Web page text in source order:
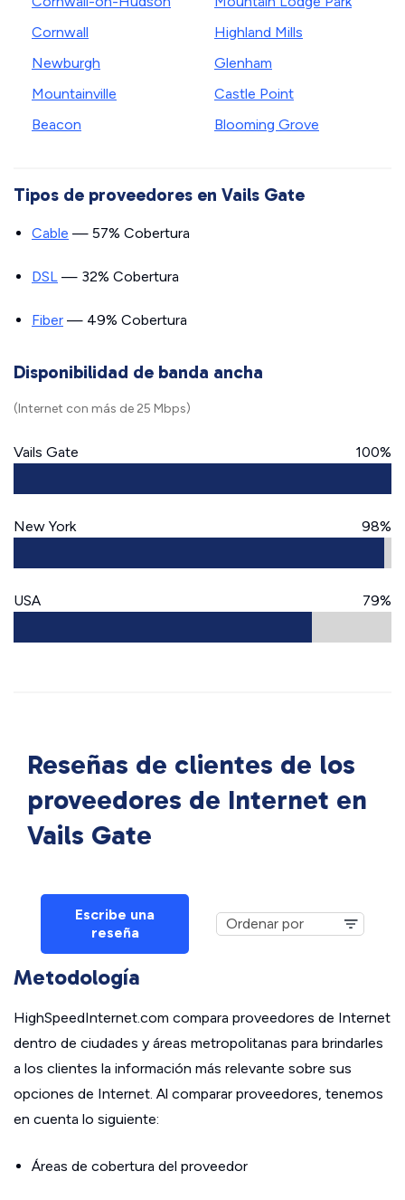
Cornwall
Newburgh
Mountainville
Beacon
Highland Mills
Glenham
Castle Point
Blooming Grove
Tipos de proveedores en Vails Gate
Cable — 57% Cobertura
DSL — 32% Cobertura
Fiber — 49% Cobertura
Disponibilidad de banda ancha
(Internet con más de 25 Mbps)
Vails Gate 100%
New York 98%
USA 79%
Reseñas de clientes de los
proveedores de Internet en
Vails Gate
Escribe una
reseña
Metodología
HighSpeedInternet.com compara proveedores de Internet
dentro de ciudades y áreas metropolitanas para brindarles
a los clientes la información más relevante sobre sus
opciones de Internet. Al comparar proveedores, tenemos
en cuenta lo siguiente:
Áreas de cobertura del proveedor